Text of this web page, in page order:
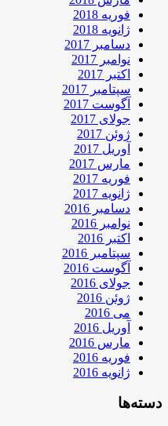
فوریه 2018
ژانویه 2018
دسامبر 2017
نوامبر 2017
اکتبر 2017
سپتامبر 2017
آگوست 2017
جولای 2017
ژوئن 2017
آوریل 2017
مارس 2017
فوریه 2017
ژانویه 2017
دسامبر 2016
نوامبر 2016
اکتبر 2016
سپتامبر 2016
آگوست 2016
جولای 2016
ژوئن 2016
می 2016
آوریل 2016
مارس 2016
فوریه 2016
ژانویه 2016
دسته‌ها